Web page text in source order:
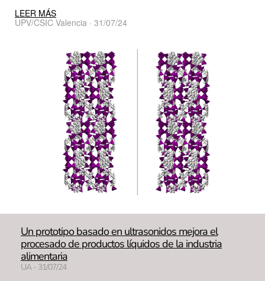
LEER MÁS
UPV/CSIC Valencia · 31/07/24
Un prototipo basado en ultrasonidos mejora el
procesado de productos líquidos de la industria
alimentaria
UA - 31/07/24